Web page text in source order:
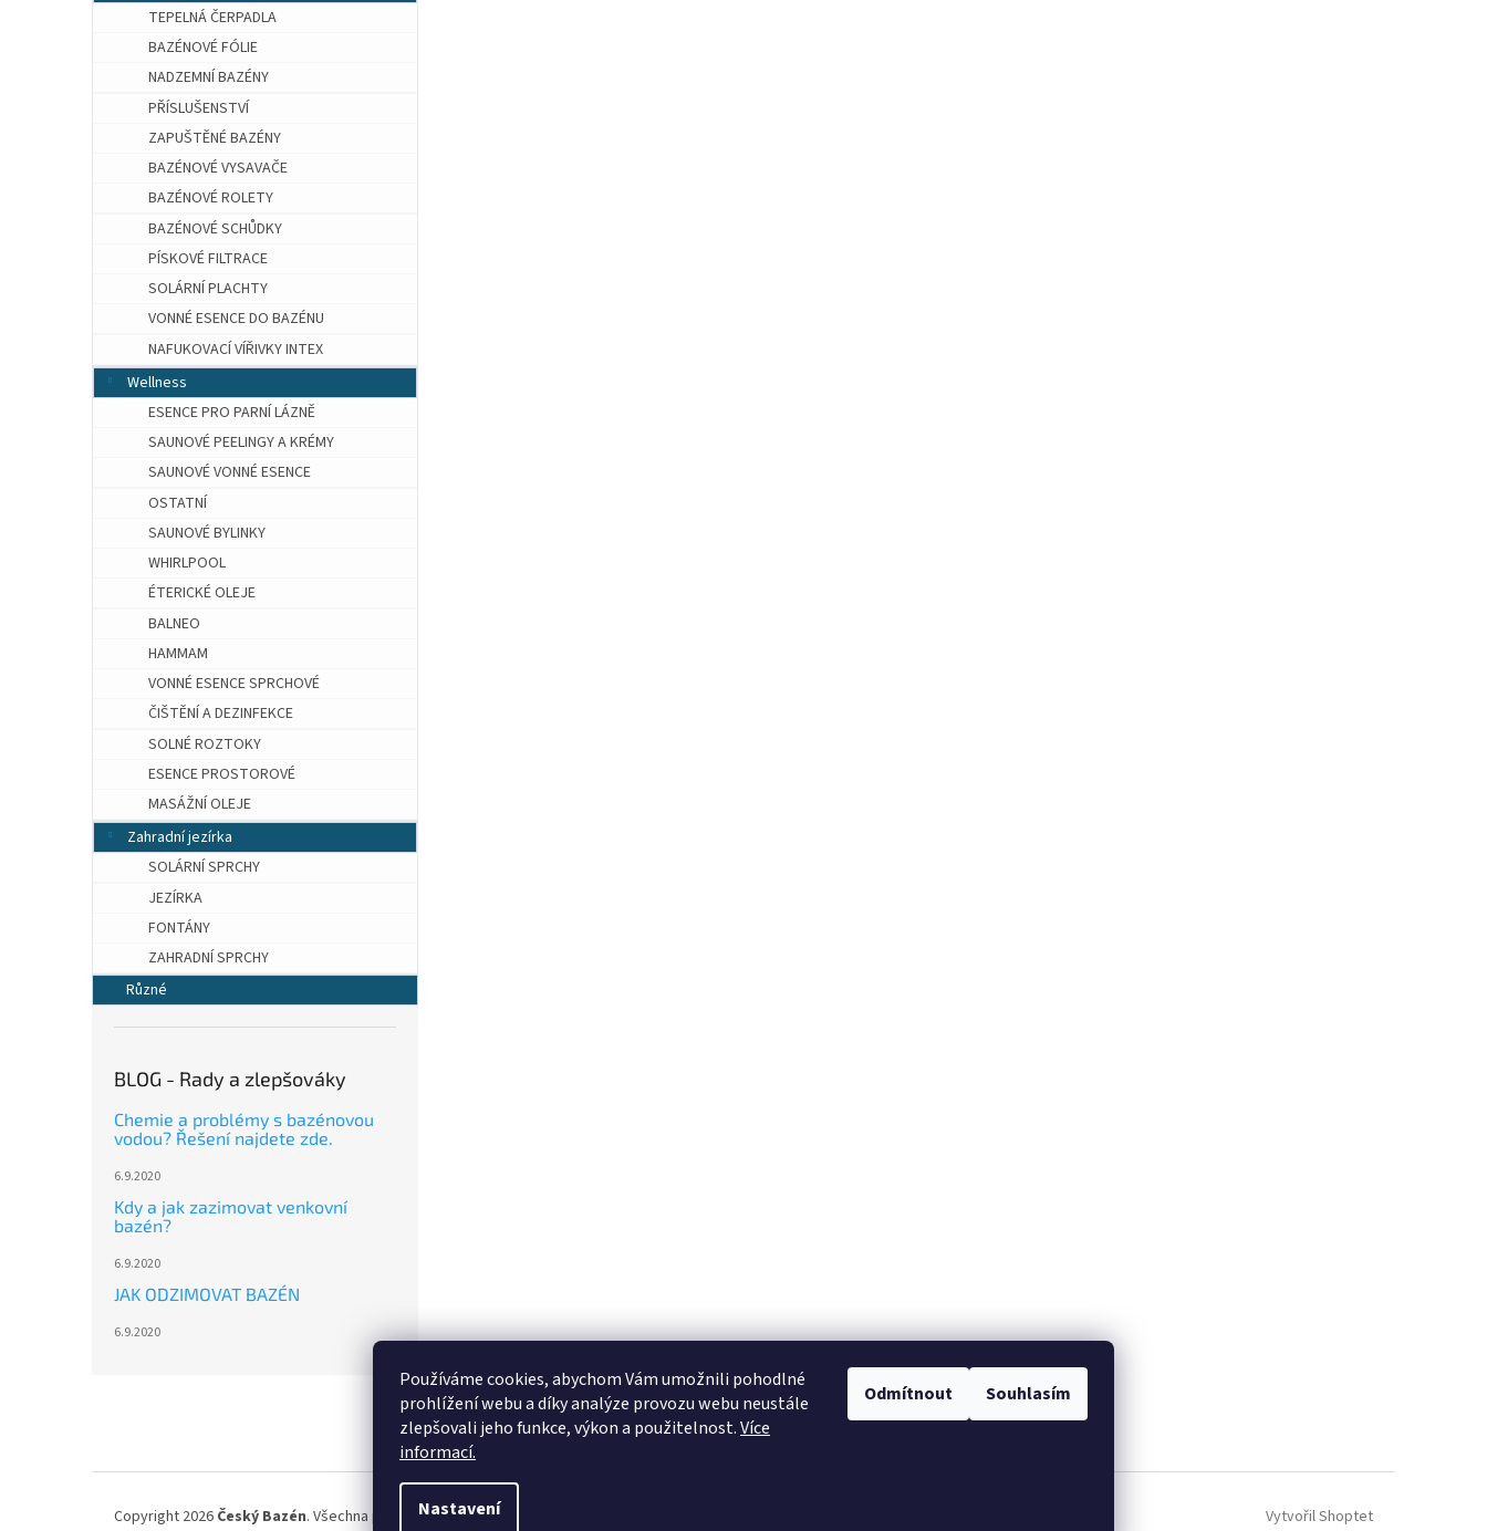
Používáme cookies, abychom Vám umožnili pohodlné
prohlížení webu a díky analýze provozu webu neustále
zlepšovali jeho funkce, výkon a použitelnost.Více
informací.
Nastavení
Odmítnout Souhlasím
TEPELNÁ ČERPADLA
BAZÉNOVÉ FÓLIE
NADZEMNÍ BAZÉNY
PŘÍSLUŠENSTVÍ
ZAPUŠTĚNÉ BAZÉNY
BAZÉNOVÉ VYSAVAČE
BAZÉNOVÉ ROLETY
BAZÉNOVÉ SCHŮDKY
PÍSKOVÉ FILTRACE
SOLÁRNÍ PLACHTY
VONNÉ ESENCE DO BAZÉNU
NAFUKOVACÍ VÍŘIVKY INTEX
Wellness
ESENCE PRO PARNÍ LÁZNĚ
SAUNOVÉ PEELINGY A KRÉMY
SAUNOVÉ VONNÉ ESENCE
OSTATNÍ
SAUNOVÉ BYLINKY
WHIRLPOOL
ÉTERICKÉ OLEJE
BALNEO
HAMMAM
VONNÉ ESENCE SPRCHOVÉ
ČIŠTĚNÍ A DEZINFEKCE
SOLNÉ ROZTOKY
ESENCE PROSTOROVÉ
MASÁŽNÍ OLEJE
Zahradní jezírka
SOLÁRNÍ SPRCHY
JEZÍRKA
FONTÁNY
ZAHRADNÍ SPRCHY
Různé
BLOG - Rady a zlepšováky
Chemie a problémy s bazénovou
vodou? Řešení najdete zde.
6.9.2020
Kdy a jak zazimovat venkovní
bazén?
6.9.2020
JAK ODZIMOVAT BAZÉN
6.9.2020
Heureka.cz
Vytvořil Shoptet
Copyright 2026 Český Bazén. Všechna práva vyhrazena.Upravit nastavení cookies